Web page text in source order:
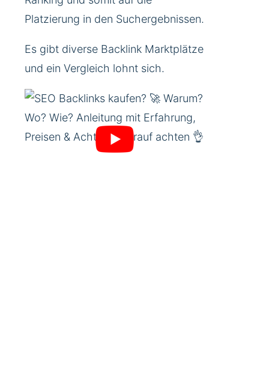
Platzierung in den Suchergebnissen.
Es gibt diverse Backlink Marktplätze
und ein Vergleich lohnt sich.